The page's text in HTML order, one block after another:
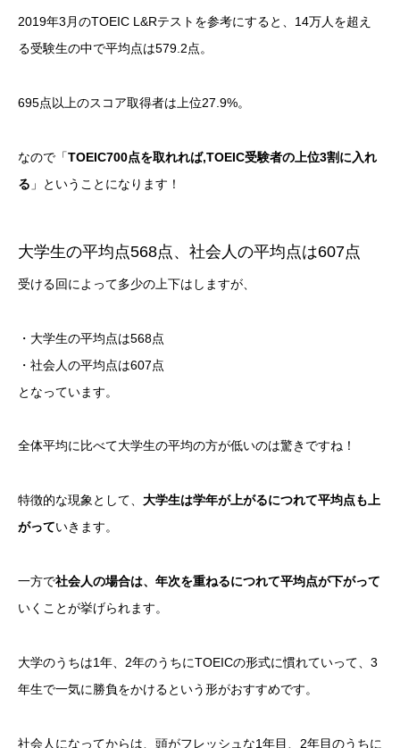
2019年3月のTOEIC L&Rテストを参考にすると、14万人を超え
る受験生の中で平均点は579.2点。
695点以上のスコア取得者は上位27.9%。
なので「TOEIC700点を取れれば,TOEIC受験者の上位3割に入れ
る 」ということになります！
大学生の平均点568点、社会人の平均点は607点
受ける回によって多少の上下はしますが、
・大学生の平均点は568点
・社会人の平均点は607点
となっています。
全体平均に比べて大学生の平均の方が低いのは驚きですね！
特徴的な現象として、 大学生は学年が上がるにつれて平均点も上
がっていきます。
一方で社会人の場合は、年次を重ねるにつれて平均点が下がって
いくことが挙げられます。
大学のうちは1年、2年のうちにTOEICの形式に慣れていって、3
年生で一気に勝負をかけるという形がおすすめです。
社会人になってからは、頭がフレッシュな1年目、2年目のうちに